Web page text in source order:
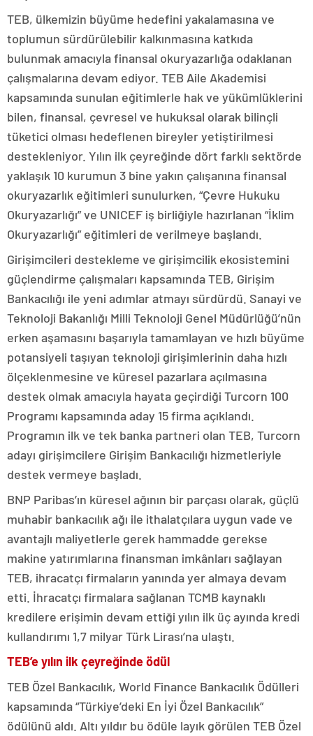
TEB, ülkemizin büyüme hedefini yakalamasına ve
toplumun sürdürülebilir kalkınmasına katkıda
bulunmak amacıyla finansal okuryazarlığa odaklanan
çalışmalarına devam ediyor. TEB Aile Akademisi
kapsamında sunulan eğitimlerle hak ve yükümlüklerini
bilen, finansal, çevresel ve hukuksal olarak bilinçli
tüketici olması hedeflenen bireyler yetiştirilmesi
destekleniyor. Yılın ilk çeyreğinde dört farklı sektörde
yaklaşık 10 kurumun 3 bine yakın çalışanına finansal
okuryazarlık eğitimleri sunulurken, “Çevre Hukuku
Okuryazarlığı” ve UNICEF iş birliğiyle hazırlanan “İklim
Okuryazarlığı” eğitimleri de verilmeye başlandı.
Girişimcileri destekleme ve girişimcilik ekosistemini
güçlendirme çalışmaları kapsamında TEB, Girişim
Bankacılığı ile yeni adımlar atmayı sürdürdü. Sanayi ve
Teknoloji Bakanlığı Milli Teknoloji Genel Müdürlüğü’nün
erken aşamasını başarıyla tamamlayan ve hızlı büyüme
potansiyeli taşıyan teknoloji girişimlerinin daha hızlı
ölçeklenmesine ve küresel pazarlara açılmasına
destek olmak amacıyla hayata geçirdiği Turcorn 100
Programı kapsamında aday 15 firma açıklandı.
Programın ilk ve tek banka partneri olan TEB, Turcorn
adayı girişimcilere Girişim Bankacılığı hizmetleriyle
destek vermeye başladı.
BNP Paribas’ın küresel ağının bir parçası olarak, güçlü
muhabir bankacılık ağı ile ithalatçılara uygun vade ve
avantajlı maliyetlerle gerek hammadde gerekse
makine yatırımlarına finansman imkânları sağlayan
TEB, ihracatçı firmaların yanında yer almaya devam
etti. İhracatçı firmalara sağlanan TCMB kaynaklı
kredilere erişimin devam ettiği yılın ilk üç ayında kredi
kullandırımı 1,7 milyar Türk Lirası’na ulaştı.
TEB’e yılın ilk çeyreğinde ödül
TEB Özel Bankacılık, World Finance Bankacılık Ödülleri
kapsamında “Türkiye’deki En İyi Özel Bankacılık”
ödülünü aldı. Altı yıldır bu ödüle layık görülen TEB Özel